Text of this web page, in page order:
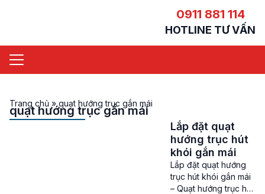
0911 881 114
HOTLINE TƯ VẤN
Trang chủ »quạt hướng trục gắn mái
quạt hướng trục gắn mái
Lắp đặt quạt
hướng trục hút
khói gắn mái
Lắp đặt quạt hướng
trục hút khói gắn mái
– Quạt hướng trục hút